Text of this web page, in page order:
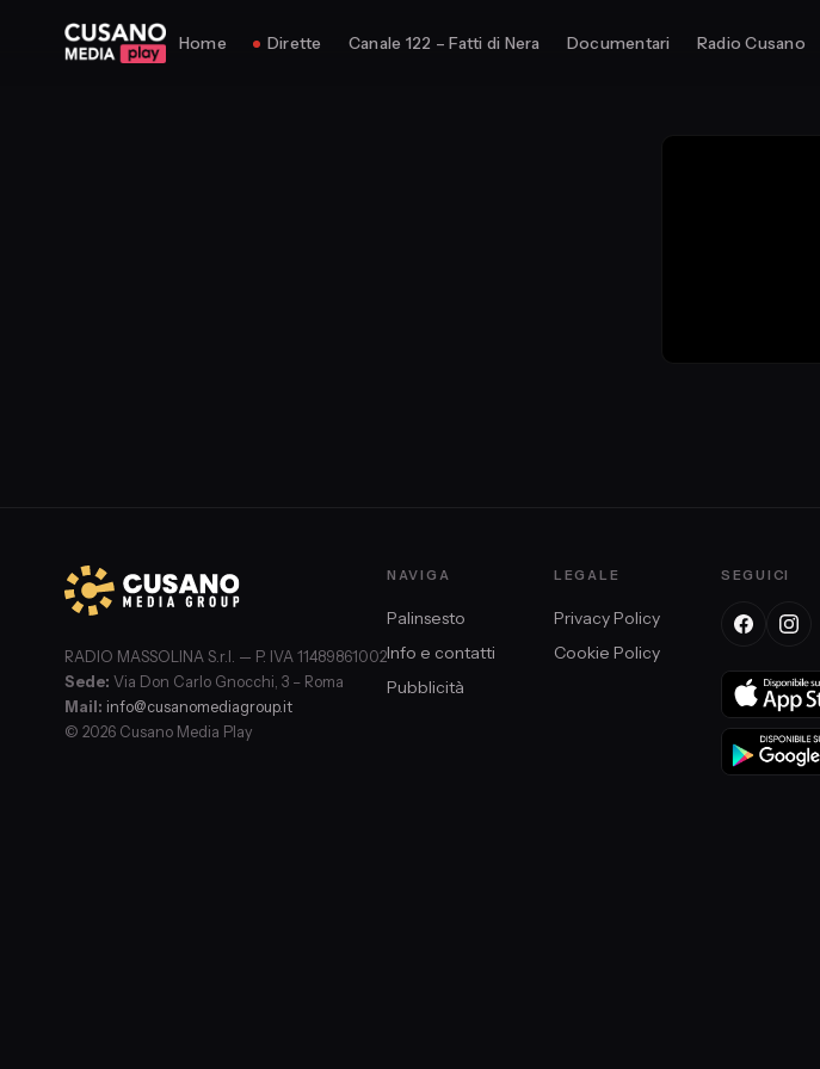
Home Dirette Canale 122 – Fatti di Nera Documentari Radio Cusano
RADIO MASSOLINA S.r.l. — P. IVA 11489861002
Sede: Via Don Carlo Gnocchi, 3 – Roma
Mail: info@cusanomediagroup.it
© 2026 Cusano Media Play
NAVIGA
Palinsesto
Info e contatti
Pubblicità
LEGALE
Privacy Policy
Cookie Policy
SEGUICI